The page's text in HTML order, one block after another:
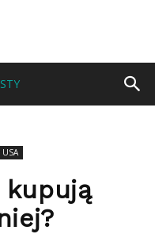
kupują